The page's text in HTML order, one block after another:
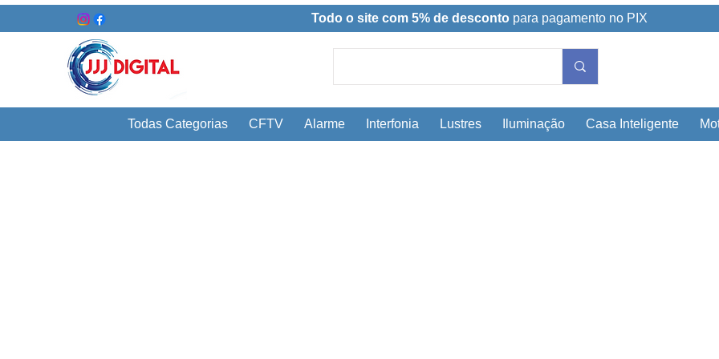
Todo o site com 5% de desconto para pagamento no PIX
Todas Categorias CFTV Alarme Interfonia Lustres Iluminação Casa Inteligente